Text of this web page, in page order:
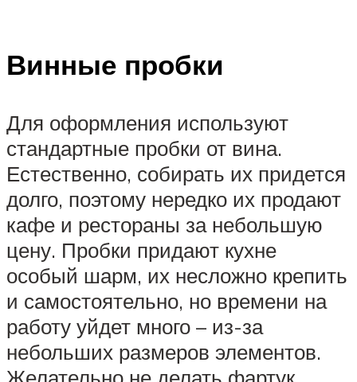
Винные пробки
Для оформления используют
стандартные пробки от вина.
Естественно, собирать их придется
долго, поэтому нередко их продают
кафе и рестораны за небольшую
цену. Пробки придают кухне
особый шарм, их несложно крепить
и самостоятельно, но времени на
работу уйдет много – из-за
небольших размеров элементов.